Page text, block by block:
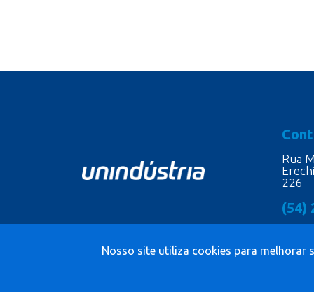
Rua
226
(54)
Nosso site utiliza cookies para melhorar